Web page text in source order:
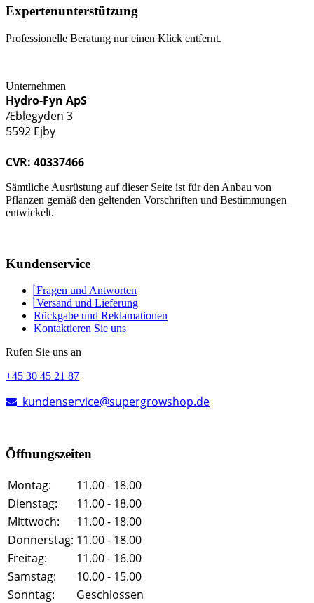
Expertenunterstützung
Professionelle Beratung nur einen Klick entfernt.
Unternehmen
Hydro-Fyn ApS
Æblegyden 3
5592 Ejby
CVR: 40337466
Sämtliche Ausrüstung auf dieser Seite ist für den Anbau von
Pflanzen gemäß den geltenden Vorschriften und Bestimmungen
entwickelt.
Kundenservice
Fragen und Antworten
Versand und Lieferung
Rückgabe und Reklamationen
Kontaktieren Sie uns
Rufen Sie uns an
+45 30 45 21 87
kundenservice@supergrowshop.de
Öffnungszeiten
Montag:
11.00 - 18.00
Dienstag:
11.00 - 18.00
Mittwoch:
11.00 - 18.00
Donnerstag: 11.00 - 18.00
Freitag:
11.00 - 16.00
Samstag:
10.00 - 15.00
Sonntag:
Geschlossen